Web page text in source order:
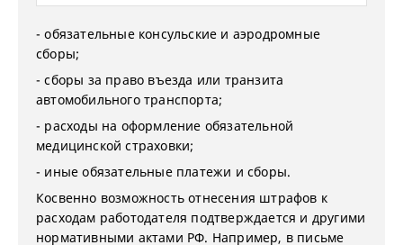
- обязательные консульские и аэродромные
сборы;
- сборы за право въезда или транзита
автомобильного транспорта;
- расходы на оформление обязательной
медицинской страховки;
- иные обязательные платежи и сборы.
Косвенно возможность отнесения штрафов к
расходам работодателя подтверждается и другими
нормативными актами РФ. Например, в письме